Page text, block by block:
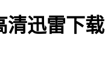
清迅雷下载